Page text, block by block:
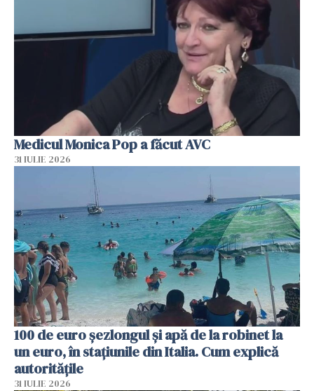
Medicul Monica Pop a făcut AVC
31 IULIE 2026
100 de euro șezlongul și apă de la robinet la
un euro, în stațiunile din Italia. Cum explică
autoritățile
31 IULIE 2026